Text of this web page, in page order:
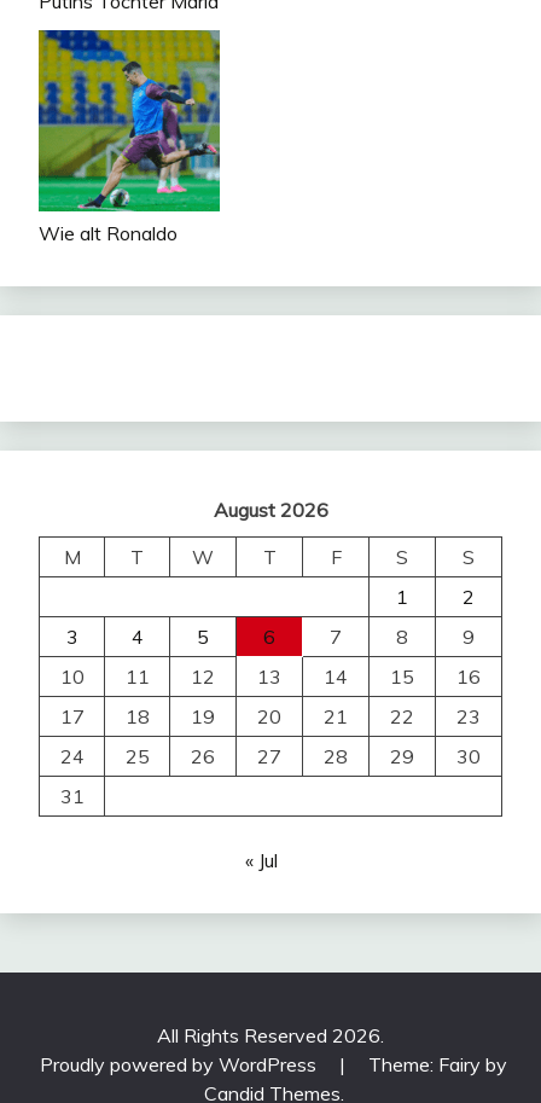
Wie alt Ronaldo
August 2026
M
T W T F S
S
1
2
3
4 5 6 7 8
9
10
11 12 13 14 15
16
17
18 19 20 21 22
23
24
25 26 27 28 29
30
31
« Jul
All Rights Reserved 2026.
Proudly powered by WordPress
|
Theme: Fairy by
Candid Themes.